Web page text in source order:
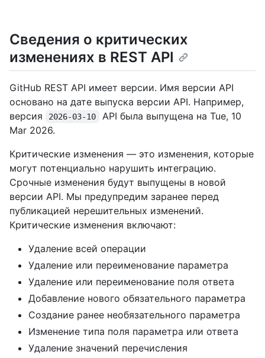
Сведения о критических
изменениях в REST API
GitHub REST API имеет версии. Имя версии API
основано на дате выпуска версии API. Например,
версия
2026-03-10
API была выпущена на Tue, 10
Mar 2026.
Критические изменения — это изменения, которые
могут потенциально нарушить интеграцию.
Срочные изменения будут выпущены в новой
версии API. Мы предупредим заранее перед
публикацией нерешительных изменений.
Критические изменения включают:
Удаление всей операции
Удаление или переименование параметра
Удаление или переименование поля ответа
Добавление нового обязательного параметра
Создание ранее необязательного параметра
Изменение типа поля параметра или ответа
Удаление значений перечисления